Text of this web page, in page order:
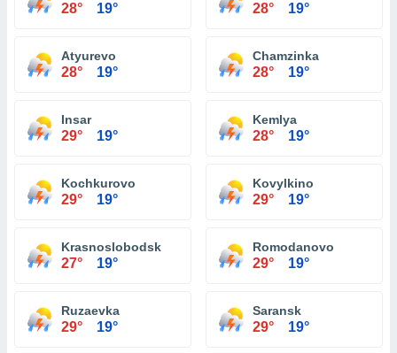
28° 19° 28° 19°
Atyurevo
28° 19°
Chamzinka
28° 19°
Insar
29° 19°
Kemlya
28° 19°
Kochkurovo
29° 19°
Kovylkino
29° 19°
Krasnoslobodsk
27° 19°
Romodanovo
29° 19°
Ruzaevka
29° 19°
Saransk
29° 19°